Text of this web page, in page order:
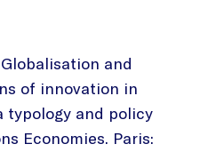
and
of innovation in
typology and policy
Economies. Paris: